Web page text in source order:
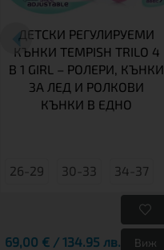
ДЕТСКИ РЕГУЛИРУЕМИ
КЪНКИ TEMPISH TRILO 4
В 1 GIRL – РОЛЕРИ, КЪНКИ
ЗА ЛЕД И РОЛКОВИ
КЪНКИ В ЕДНО
26-29 30-33 34-37
69,00 € / 134.95 лв. Виж